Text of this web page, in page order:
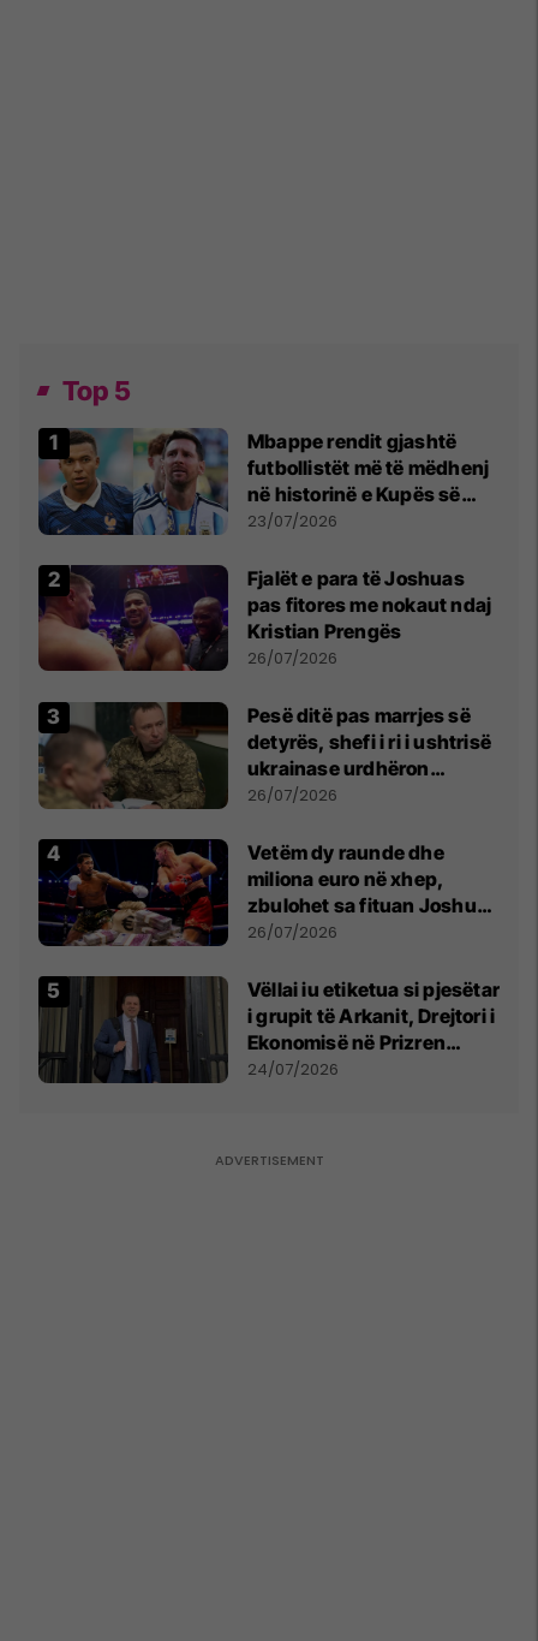
Top 5
Mbappe rendit gjashtë
futbollistët më të mëdhenj
në historinë e Kupës së
Botës, Messi mbetet i dyti
23/07/2026
Fjalët e para të Joshuas
pas fitores me nokaut ndaj
Kristian Prengës
26/07/2026
Pesë ditë pas marrjes së
detyrës, shefi i ri i ushtrisë
ukrainase urdhëron
kontroll të madh
26/07/2026
Vetëm dy raunde dhe
miliona euro në xhep,
zbulohet sa fituan Joshua
e Prenga
26/07/2026
Vëllai iu etiketua si pjesëtar
i grupit të Arkanit, Drejtori i
Ekonomisë në Prizren
mohon pretendimet
24/07/2026